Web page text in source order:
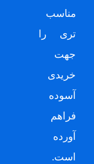
مناسب
تری را
جهت
خریدی
آسوده
فراهم
آورده
است.